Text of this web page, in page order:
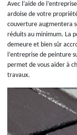
Avec l’aide de
ardoise de votre
couverture augmentera
réduits au minimum. La
demeure et bien sûr
l’entreprise de peinture
permet de vous aider à
travaux.